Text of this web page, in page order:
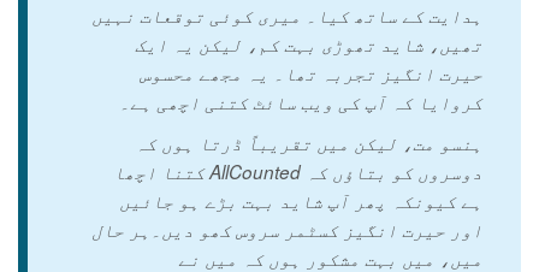
ہدایت کے ساتھ کیا۔ میری کوئی توقعات نہیں
تھیں، شاید تھوڑی بہت کم، لیکن یہ ایک
حیرت انگیز تجربہ تھا۔ یہ مجھے محسوس
کروایا کہ آپ کی ویب سائٹ کتنی اچھی ہے۔
ہنسو مت، لیکن میں تقریباً ڈرتا ہوں کہ
دوسروں کو بتاؤں کہ AllCounted کتنا اچھا
ہے کیونکہ پھر آپ شاید بہت بڑے ہو جائیں
اور حیرت انگیز کسٹمر سروس کھو دیں۔ہر حال
میں، میں بہت مشکور ہوں کہ میں نے